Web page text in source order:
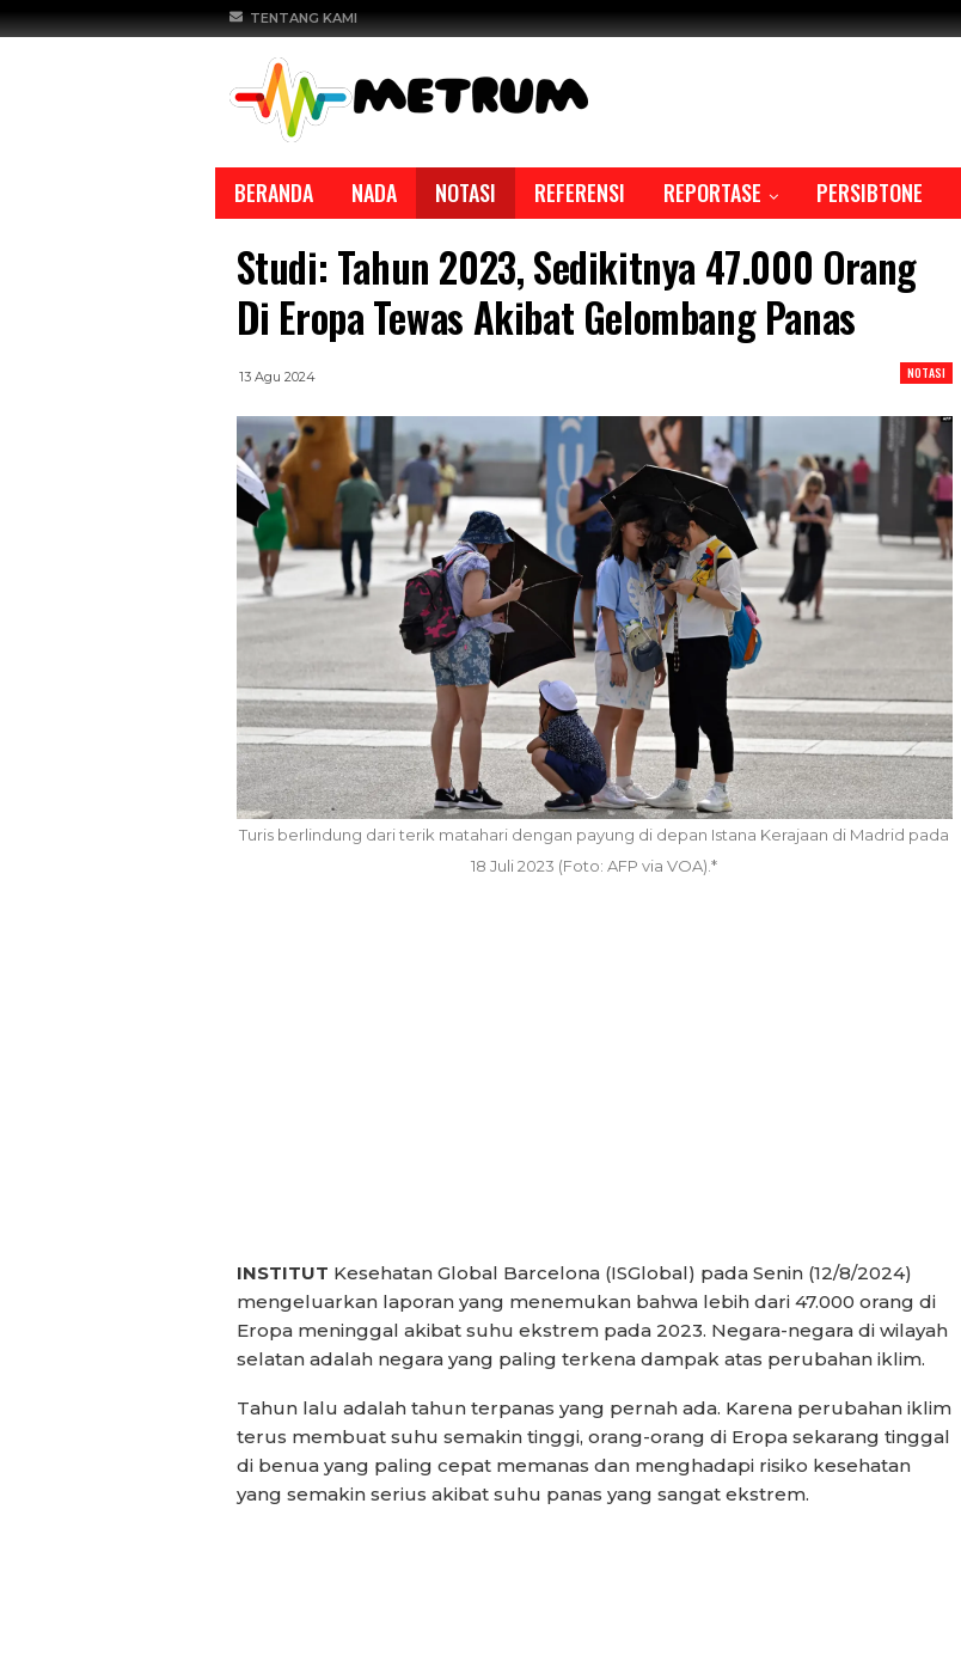
TENTANG KAMI
BERANDA NADA NOTASI REFERENSI REPORTASE PERSIBTONE
Studi: Tahun 2023, Sedikitnya 47.000 Orang
Di Eropa Tewas Akibat Gelombang Panas
NOTASI
13 Agu 2024
Turis berlindung dari terik matahari dengan payung di depan Istana Kerajaan di Madrid pada
18 Juli 2023 (Foto: AFP via VOA).*
INSTITUT Kesehatan Global Barcelona (ISGlobal) pada Senin (12/8/2024)
mengeluarkan laporan yang menemukan bahwa lebih dari 47.000 orang di
Eropa meninggal akibat suhu ekstrem pada 2023. Negara-negara di wilayah
selatan adalah negara yang paling terkena dampak atas perubahan iklim.
Tahun lalu adalah tahun terpanas yang pernah ada. Karena perubahan iklim
terus membuat suhu semakin tinggi, orang-orang di Eropa sekarang tinggal
di benua yang paling cepat memanas dan menghadapi risiko kesehatan
yang semakin serius akibat suhu panas yang sangat ekstrem.
Temui Wamen Koperasi RI,
Bupati Bandung Perkuat
Skema Pembiayaan Koperasi
Dan…
4 Agu 2026
Pemkot Siapkan TPST
Tegalega Untuk Produksi
Briket RDF Bernilai Tambah
6 Agu 2026